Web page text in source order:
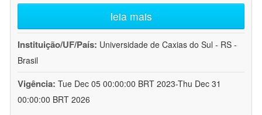
leia mais
Instituição/UF/País: Universidade de Caxias do Sul - RS -
Brasil
Vigência: Tue Dec 05 00:00:00 BRT 2023-Thu Dec 31
00:00:00 BRT 2026